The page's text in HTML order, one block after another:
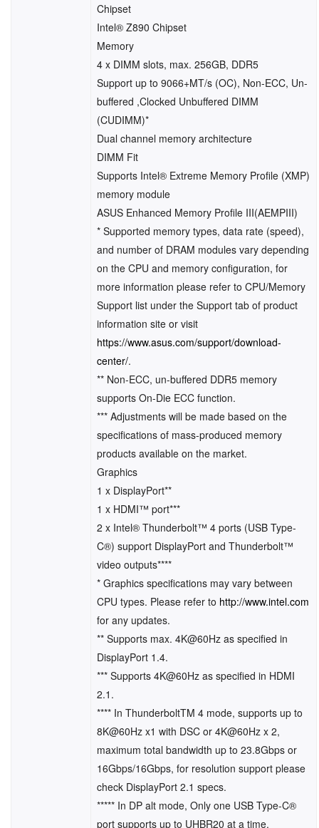
Chipset
Intel® Z890 Chipset
Memory
4 x DIMM slots, max. 256GB, DDR5
Support up to 9066+MT/s (OC), Non-ECC, Un-
buffered ,Clocked Unbuffered DIMM
(CUDIMM)*
Dual channel memory architecture
DIMM Fit
Supports Intel® Extreme Memory Profile (XMP)
memory module
ASUS Enhanced Memory Profile III(AEMPIII)
* Supported memory types, data rate (speed),
and number of DRAM modules vary depending
on the CPU and memory configuration, for
more information please refer to CPU/Memory
Support list under the Support tab of product
information site or visit
https://www.asus.com/support/download-
center/.
** Non-ECC, un-buffered DDR5 memory
supports On-Die ECC function.
*** Adjustments will be made based on the
specifications of mass-produced memory
products available on the market.
Graphics
1 x DisplayPort**
1 x HDMI™ port***
2 x Intel® Thunderbolt™ 4 ports (USB Type-
C®) support DisplayPort and Thunderbolt™
video outputs****
* Graphics specifications may vary between
CPU types. Please refer to http://www.intel.com
for any updates.
** Supports max. 4K@60Hz as specified in
DisplayPort 1.4.
*** Supports 4K@60Hz as specified in HDMI
2.1.
**** In ThunderboltTM 4 mode, supports up to
8K@60Hz x1 with DSC or 4K@60Hz x 2,
maximum total bandwidth up to 23.8Gbps or
16Gbps/16Gbps, for resolution support please
check DisplayPort 2.1 specs.
***** In DP alt mode, Only one USB Type-C®
port supports up to UHBR20 at a time.